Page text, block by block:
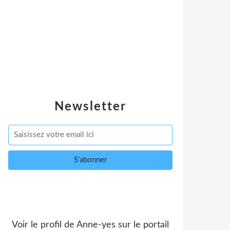
Newsletter
Voir le profil de Anne-yes sur le portail